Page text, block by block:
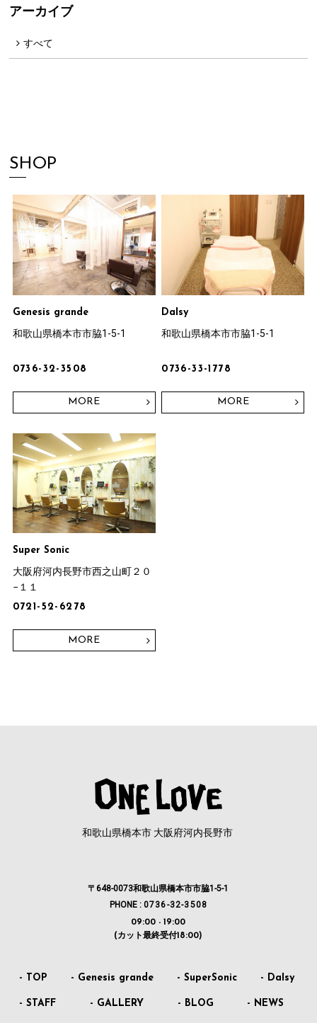
アーカイブ
すべて
SHOP
Genesis grande
和歌山県橋本市市脇1-5-1
0736-32-3508
MORE
DaIsy
和歌山県橋本市市脇1-5-1
0736-33-1778
MORE
Super Sonic
大阪府河内長野市西之山町２０
−１１
0721-52-6278
MORE
和歌山県橋本市 大阪府河内長野市
〒648-0073和歌山県橋本市市脇1-5-1
PHONE : 0736-32-3508
09:00 - 19:00
(カット最終受付18:00)
- TOP - Genesis grande - SuperSonic - DaIsy
- STAFF - GALLERY - BLOG - NEWS